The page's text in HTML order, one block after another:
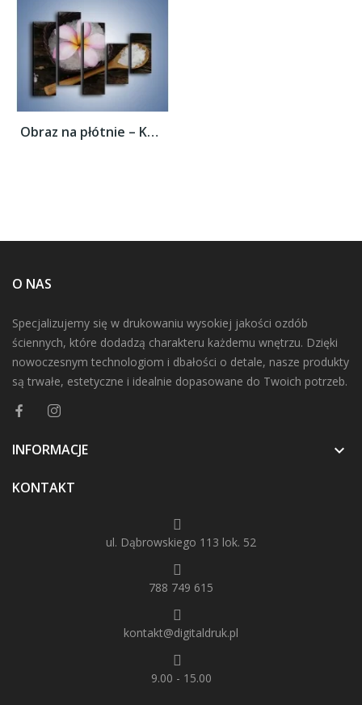
Obraz na płótnie – Kwiat na morskiej soli...
O NAS
Specjalizujemy się w drukowaniu wysokiej jakości ozdób
ściennych, które dodadzą charakteru każdemu wnętrzu. Dzięki
nowoczesnym technologiom i dbałości o detale, nasze produkty
są trwałe, estetyczne i idealnie dopasowane do Twoich potrzeb.
INFORMACJE 
KONTAKT
ul. Dąbrowskiego 113 lok. 52
788 749 615
kontakt@digitaldruk.pl
9.00 - 15.00